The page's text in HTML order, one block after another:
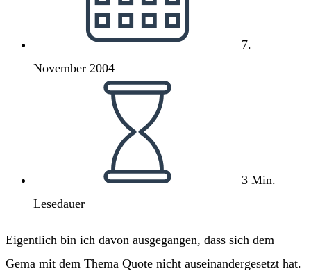
7.
November 2004
3 Min.
Lesedauer
Eigentlich bin ich davon ausgegangen, dass sich dem
Gema mit dem Thema Quote nicht auseinandergesetzt hat.